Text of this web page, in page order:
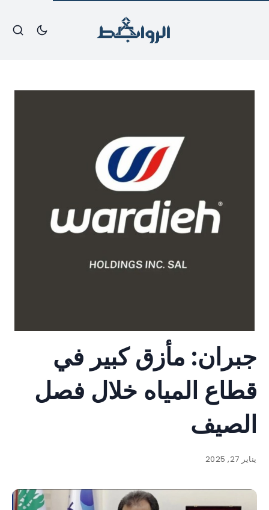
جبران: مأزق كبير في
قطاع المياه خلال فصل
الصيف
يناير 27, 2025